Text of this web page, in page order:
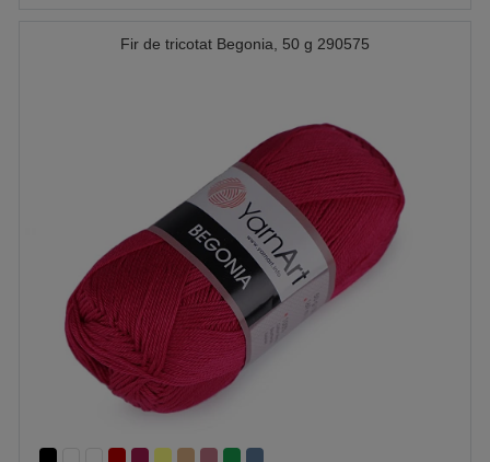
Fir de tricotat Begonia, 50 g 290575